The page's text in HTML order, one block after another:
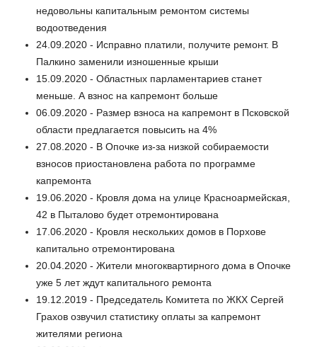
недовольны капитальным ремонтом системы
водоотведения
24.09.2020 - Исправно платили, получите ремонт. В
Палкино заменили изношенные крыши
15.09.2020 - Областных парламентариев станет
меньше. А взнос на капремонт больше
06.09.2020 - Размер взноса на капремонт в Псковской
области предлагается повысить на 4%
27.08.2020 - В Опочке из-за низкой собираемости
взносов приостановлена работа по программе
капремонта
19.06.2020 - Кровля дома на улице Красноармейская,
42 в Пыталово будет отремонтирована
17.06.2020 - Кровля нескольких домов в Порхове
капитально отремонтирована
20.04.2020 - Жители многоквартирного дома в Опочке
уже 5 лет ждут капитального ремонта
19.12.2019 - Председатель Комитета по ЖКХ Сергей
Грахов озвучил статистику оплаты за капремонт
жителями региона